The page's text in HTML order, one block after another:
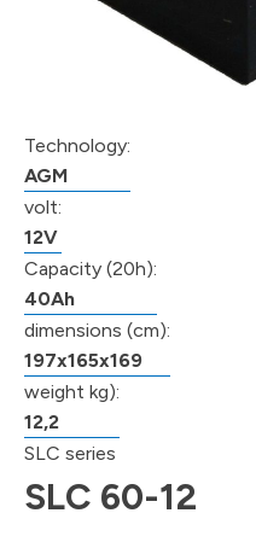
Technology:
AGM
volt:
12V
Capacity (20h):
40Ah
dimensions (cm):
197x165x169
weight kg):
12,2
SLC series
SLC 60-12